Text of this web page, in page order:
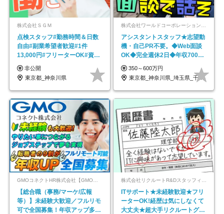
株式会社ＳＧＭ
点検スタッフ#勤務時間＆日数
自由#副業希望者歓迎#1件
13,000円#フリーターOK#資格
スキル不要
非公開
東京都_神奈川県
株式会社ワールドコーポレーション 採用事業部【上場グループ】
アシスタントスタッフ★志望動
機・自己PR不要。◆Web面談
OK◆完全週休2日◆年収700万
円可/p13
350～600万円
東京都_神奈川県_埼玉県_千葉県_大阪府…
GMOコネクトHR株式会社【GMOインターネットグループ】
【総合職（事務/マーケ/広報
等）】未経験大歓迎／フルリモ
可で全国募集！年収アップ多数
ITサポート★未経験歓迎★フリ
ーターOK!経歴は気にしなくて
大丈夫★超大手リクルートグル